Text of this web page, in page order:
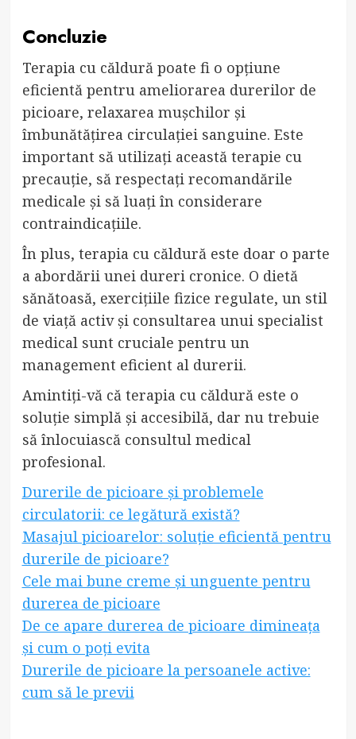
Concluzie
Terapia cu căldură poate fi o opțiune
eficientă pentru ameliorarea durerilor de
picioare, relaxarea mușchilor și
îmbunătățirea circulației sanguine. Este
important să utilizați această terapie cu
precauție, să respectați recomandările
medicale și să luați în considerare
contraindicațiile.
În plus, terapia cu căldură este doar o parte
a abordării unei dureri cronice. O dietă
sănătoasă, exercițiile fizice regulate, un stil
de viață activ și consultarea unui specialist
medical sunt cruciale pentru un
management eficient al durerii.
Amintiți-vă că terapia cu căldură este o
soluție simplă și accesibilă, dar nu trebuie
să înlocuiască consultul medical
profesional.
Durerile de picioare și problemele
circulatorii: ce legătură există?
Masajul picioarelor: soluție eficientă pentru
durerile de picioare?
Cele mai bune creme și unguente pentru
durerea de picioare
De ce apare durerea de picioare dimineața
și cum o poți evita
Durerile de picioare la persoanele active:
cum să le previi